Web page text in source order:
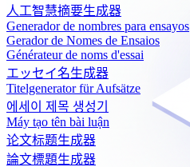
人工智慧摘要生成器
Generador de nombres para ensayos
Gerador de Nomes de Ensaios
Générateur de noms d'essai
エッセイ名生成器
Titelgenerator für Aufsätze
에세이 제목 생성기
Máy tạo tên bài luận
论文标题生成器
論文標題生成器